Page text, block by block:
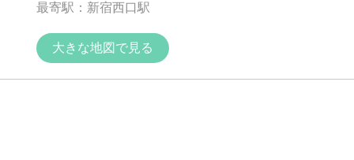
最寄駅：新宿西口駅
大きな地図で見る